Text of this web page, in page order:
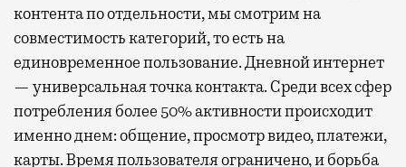
контента по отдельности, мы смотрим на
совместимость категорий, то есть на
единовременное пользование. Дневной интернет
— универсальная точка контакта. Среди всех сфер
потребления более 50% активности происходит
именно днем: общение, просмотр видео, платежи,
карты. Время пользователя ограничено, и борьба